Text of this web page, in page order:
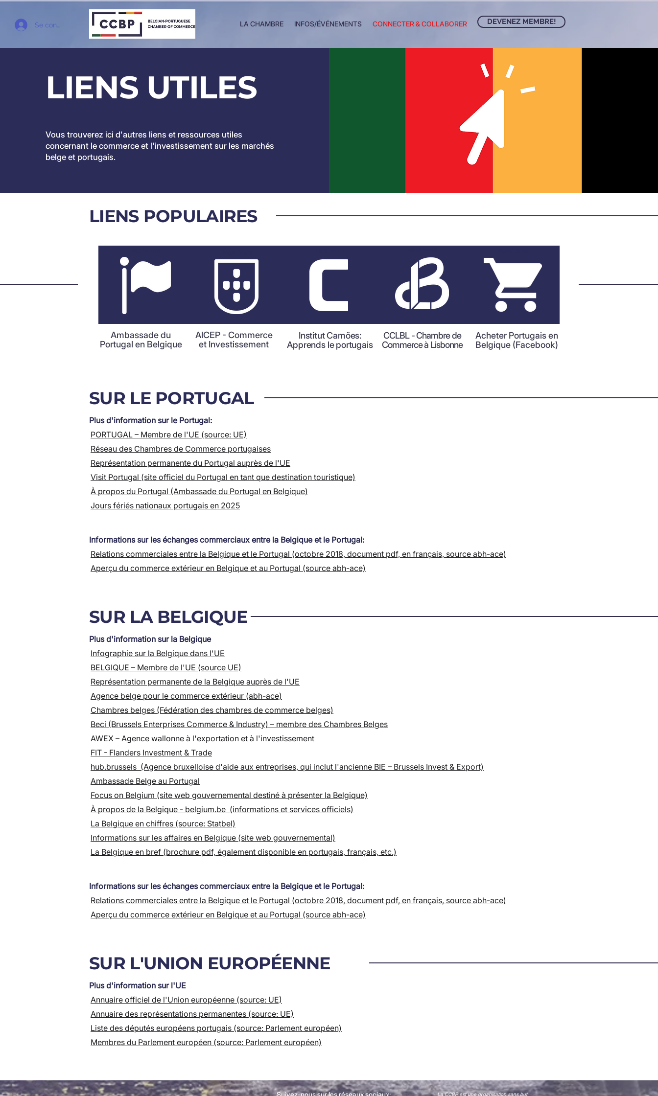
Se connecter LA CHAMBRE INFOS/ÉVÉNEMENTS CONNECTER & COLLABORER DEVENEZ MEMBRE!
LIENS UTILES
Vous trouverez ici d'autres liens et ressources utiles
concernant le commerce et l'investissement sur les marchés
belge et portugais.
LIENS POPULAIRES
CCLBL - Chambre de
Commerce à Lisbonne
Ambassade du
Portugal en Belgique
AICEP - Commerce
et Investissement
Acheter Portugais en
Belgique (Facebook)
Institut Camões:
Apprends le portugais
SUR LE PORTUGAL
Plus d'information sur le Portugal:
PORTUGAL – Membre de l'UE (source: UE)
Réseau des Chambres de Commerce portugaises
Représentation permanente du Portugal auprès de l'UE
Visit Portugal (site officiel du Portugal en tant que destination touristique)
À propos du Portugal (Ambassade du Portugal en Belgique)
Jours fériés nationaux portugais en 2025
Informations sur les échanges commerciaux entre la Belgique et le Portugal:
Relations commerciales entre la Belgique et le Portugal (octobre 2018, document pdf, en français, source abh-ace)
Aperçu du commerce extérieur en Belgique et au Portugal (source abh-ace)
SUR LA BELGIQUE
Plus d'information sur la Belgique
Infographie sur la Belgique dans l'UE
BELGIQUE – Membre de l'UE (source UE)
Représentation permanente de la Belgique auprès de l'UE
Agence belge pour le commerce extérieur (abh-ace)
Chambres belges (Fédération des chambres de commerce belges)
Beci (Brussels Enterprises Commerce & Industry) – membre des Chambres Belges
AWEX – Agence wallonne à l'exportation et à l'investissement
FIT - Flanders Investment & Trade
hub.brussels (Agence bruxelloise d'aide aux entreprises, qui inclut l'ancienne BIE – Brussels Invest & Export)
Ambassade Belge au Portugal
Focus on Belgium (site web gouvernemental destiné à présenter la Belgique)
À propos de la Belgique - belgium.be (informations et services officiels)
La Belgique en chiffres (source: Statbel)
Informations sur les affaires en Belgique (site web gouvernemental)
La Belgique en bref (brochure pdf, également disponible en portugais, français, etc.)
Informations sur les échanges commerciaux entre la Belgique et le Portugal:
Relations commerciales entre la Belgique et le Portugal (octobre 2018, document pdf, en français, source abh-ace)
Aperçu du commerce extérieur en Belgique et au Portugal (source abh-ace)
SUR L'UNION EUROPÉENNE
Plus d'information sur l'UE
Annuaire officiel de l'Union européenne (source: UE)
Annuaire des représentations permanentes (source: UE)
Liste des députés européens portugais (source: Parlement européen)
Membres du Parlement européen (source: Parlement européen)
Suivez-nous sur les réseaux sociaux: La CCBP est une organisation sans but